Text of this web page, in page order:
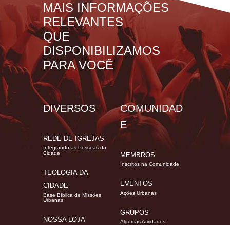
MAIS INFORMAÇÕES
RELEVANTES
QUE
DISPONIBILIZAMOS
PARA VOCÊ
DIVERSOS
REDE DE IGREJAS
Integrando as Pessoas da
Cidade
TEOLOGIA DA
CIDADE
Base Bíblica de Missões
Urbanas
NOSSA LOJA
COMUNIDAD
E
MEMBROS
Inscritos na Comunidade
EVENTOS
Ações Urbanas
GRUPOS
Algumas Atvidades